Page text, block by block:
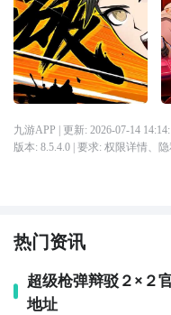
九游APP | 更新: 2026-07-14
版本: 8.5.4.0| 要求: 权限详情、
热门资讯
超级枪弹辩驳２×２
地址